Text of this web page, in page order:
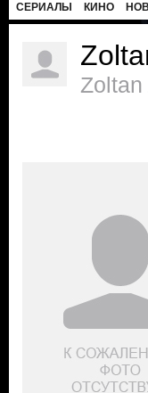
СЕРИАЛЫ КИНО
Zoltan